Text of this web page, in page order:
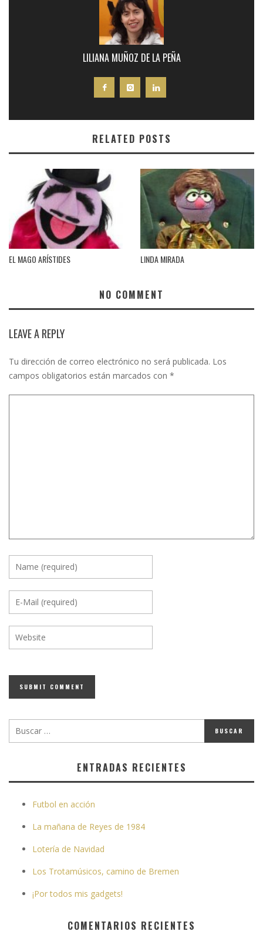
LILIANA MUÑOZ DE LA PEÑA
RELATED POSTS
EL MAGO ARÍSTIDES LINDA MIRADA
NO COMMENT
LEAVE A REPLY
Tu dirección de correo electrónico no será publicada. Los
campos obligatorios están marcados con *
ENTRADAS RECIENTES
Futbol en acción
La mañana de Reyes de 1984
Lotería de Navidad
Los Trotamúsicos, camino de Bremen
¡Por todos mis gadgets!
COMENTARIOS RECIENTES